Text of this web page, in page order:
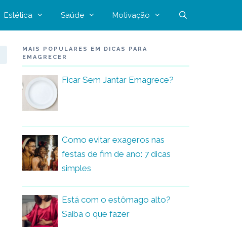
Estética Saúde Motivação
MAIS POPULARES EM DICAS PARA
EMAGRECER
Ficar Sem Jantar Emagrece?
Como evitar exageros nas
festas de fim de ano: 7 dicas
simples
Está com o estômago alto?
Saiba o que fazer